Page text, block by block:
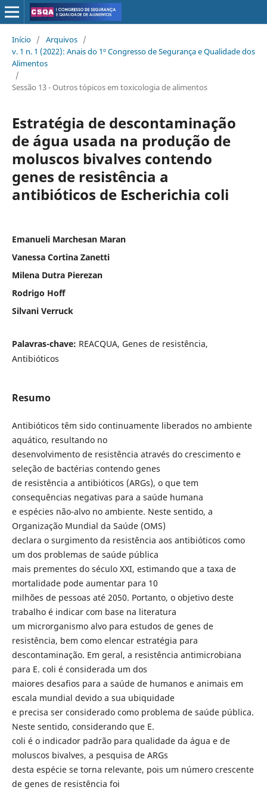
Início / Arquivos /
v. 1 n. 1 (2022): Anais do 1º Congresso de Segurança e Qualidade dos
Alimentos
/
Sessão 13 - Outros tópicos em toxicologia de alimentos
Estratégia de descontaminação
de água usada na produção de
moluscos bivalves contendo
genes de resistência a
antibióticos de Escherichia coli
Emanueli Marchesan Maran
Vanessa Cortina Zanetti
Milena Dutra Pierezan
Rodrigo Hoff
Silvani Verruck
Palavras-chave: REACQUA, Genes de resistência,
Antibióticos
Resumo
Antibióticos têm sido continuamente liberados no ambiente
aquático, resultando no
desenvolvimento de resistência através do crescimento e
seleção de bactérias contendo genes
de resistência a antibióticos (ARGs), o que tem
consequências negativas para a saúde humana
e espécies não-alvo no ambiente. Neste sentido, a
Organização Mundial da Saúde (OMS)
declara o surgimento da resistência aos antibióticos como
um dos problemas de saúde pública
mais prementes do século XXI, estimando que a taxa de
mortalidade pode aumentar para 10
milhões de pessoas até 2050. Portanto, o objetivo deste
trabalho é indicar com base na literatura
um microrganismo alvo para estudos de genes de
resistência, bem como elencar estratégia para
descontaminação. Em geral, a resistência antimicrobiana
para E. coli é considerada um dos
maiores desafios para a saúde de humanos e animais em
escala mundial devido a sua ubiquidade
e precisa ser considerado como problema de saúde pública.
Neste sentido, considerando que E.
coli é o indicador padrão para qualidade da água e de
moluscos bivalves, a pesquisa de ARGs
desta espécie se torna relevante, pois um número crescente
de genes de resistência foi